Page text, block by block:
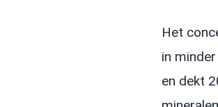
Het
in
en dekt